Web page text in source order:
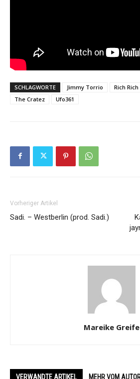
SCHLAGWORTE Jimmy Torrio Rich Rich
The Cratez
Ufo361
Vorheriger Artikel
Sadi. – Westberlin (prod. Sadi.)
Mareike Greife
VERWANDTE ARTIKEL MEHR VOM